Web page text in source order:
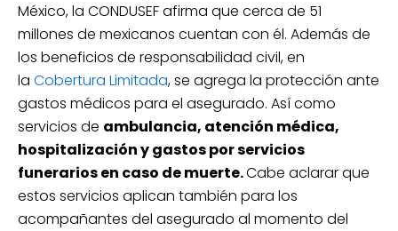
México, la CONDUSEF afirma que cerca de 51
millones de mexicanos cuentan con él. Además de
los beneficios de responsabilidad civil, en
la Cobertura Limitada, se agrega la protección ante
gastos médicos para el asegurado. Así como
servicios de ambulancia, atención médica,
hospitalización y gastos por servicios
funerarios en caso de muerte.Cabe aclarar que
estos servicios aplican también para los
acompañantes del asegurado al momento del